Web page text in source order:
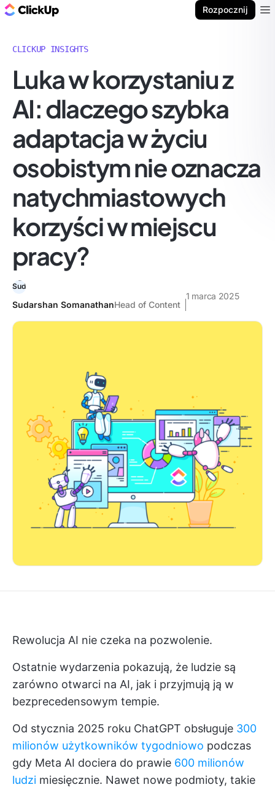
Rozpocznij
CLICKUP INSIGHTS
Luka w korzystaniu z
AI: dlaczego szybka
adaptacja w życiu
osobistym nie oznacza
natychmiastowych
korzyści w miejscu
pracy?
Sudarshan SomanathanHead of Content
1 marca 2025
Rewolucja AI nie czeka na pozwolenie.
Ostatnie wydarzenia pokazują, że ludzie są
zarówno otwarci na AI, jak i przyjmują ją w
bezprecedensowym tempie.
Od stycznia 2025 roku ChatGPT obsługuje 300
milionów użytkowników tygodniowo podczas
gdy Meta AI dociera do prawie 600 milionów
ludzi miesięcznie. Nawet nowe podmioty, takie